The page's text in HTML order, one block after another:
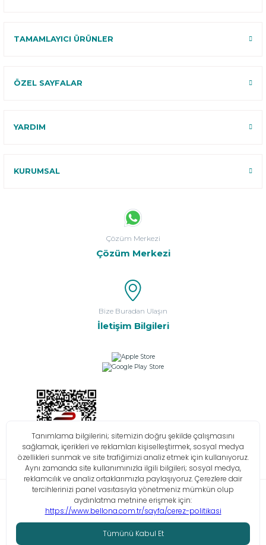
TAMAMLAYICI ÜRÜNLER
ÖZEL SAYFALAR
YARDIM
KURUMSAL
Çözüm Merkezi
Çözüm Merkezi
Bize Buradan Ulaşın
İletişim Bilgileri
Bilgi Toplumu Hizmetleri KVKK Çerez Politikası İşlem Rehberi